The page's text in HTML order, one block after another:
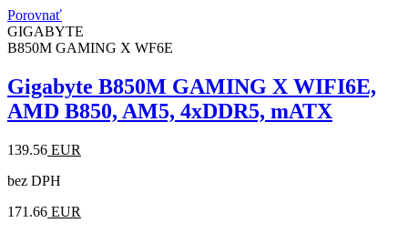
Porovnať
GIGABYTE
B850M GAMING X WF6E
Gigabyte B850M GAMING X WIFI6E,
AMD B850, AM5, 4xDDR5, mATX
139.56 EUR
bez DPH
171.66 EUR